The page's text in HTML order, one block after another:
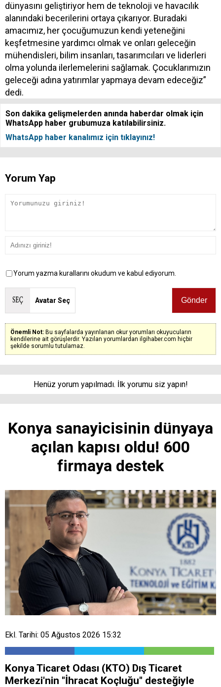
dünyasını geliştiriyor hem de teknoloji ve havacılık
alanındaki becerilerini ortaya çıkarıyor. Buradaki
amacımız, her çocuğumuzun kendi yeteneğini
keşfetmesine yardımcı olmak ve onları geleceğin
mühendisleri, bilim insanları, tasarımcıları ve liderleri
olma yolunda ilerlemelerini sağlamak. Çocuklarımızın
geleceği adına yatırımlar yapmaya devam edeceğiz”
dedi.
Son dakika gelişmelerden anında haberdar olmak için
WhatsApp haber grubumuza katılabilirsiniz.
WhatsApp haber kanalımız için tıklayınız!
Yorum Yap
Yorum yazma kurallarını okudum ve kabul ediyorum.
Avatar Seç
Önemli Not: Bu sayfalarda yayınlanan okur yorumları okuyucuların
kendilerine ait görüşlerdir. Yazılan yorumlardan ilgihaber.com hiçbir
şekilde sorumlu tutulamaz.
Henüz yorum yapılmadı. İlk yorumu siz yapın!
Konya sanayicisinin dünyaya
açılan kapısı oldu! 600
firmaya destek
Ekl. Tarihi: 05 Ağustos 2026 15:32
Konya Ticaret Odası (KTO) Dış Ticaret
Merkezi'nin "İhracat Koçluğu" desteğiyle